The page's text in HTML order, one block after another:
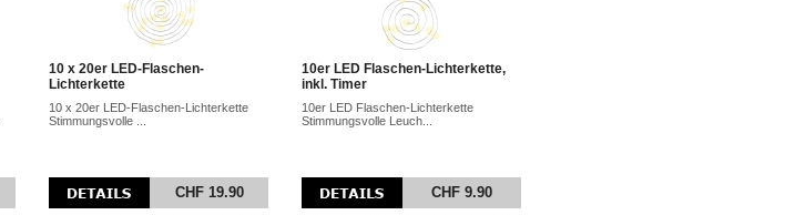
10 x 20er LED-Flaschen-
Lichterkette
10 x 20er LED-Flaschen-Lichterkette
Stimmungsvolle ...
CHF 19.90
10er LED Flaschen-Lichterkette,
inkl. Timer
10er LED Flaschen-Lichterkette
Stimmungsvolle Leuch...
CHF 9.90